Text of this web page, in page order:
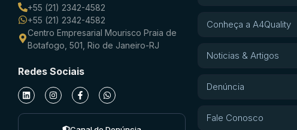
+55 (21) 2342-4582
+55 (21) 2342-4582
Centro Empresarial Mourisco Praia de
Botafogo, 501, Rio de Janeiro-RJ
Redes Sociais
Conheça a A4Quality
Noticias & Artigos
Denúncia
Fale Conosco